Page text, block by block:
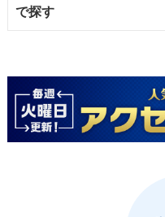
で探す